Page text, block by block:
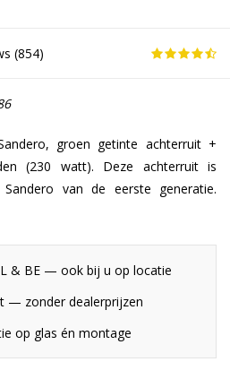
(854)
groen getinte achterruit +
(230 watt). Deze achterruit is
van de eerste generatie.
& BE — ook bij u op locatie
— zonder dealerprijzen
op glas én montage